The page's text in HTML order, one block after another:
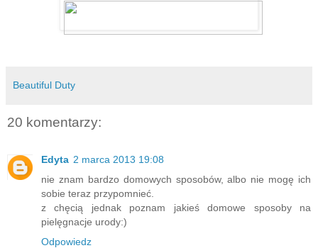
Beautiful Duty
20 komentarzy:
Edyta 2 marca 2013 19:08
nie znam bardzo domowych sposobów, albo nie mogę ich
sobie teraz przypomnieć.
z chęcią jednak poznam jakieś domowe sposoby na
pielęgnacje urody:)
Odpowiedz